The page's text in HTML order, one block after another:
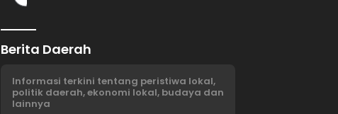
Berita Daerah
Informasi terkini tentang peristiwa lokal,
politik daerah, ekonomi lokal, budaya dan
lainnya